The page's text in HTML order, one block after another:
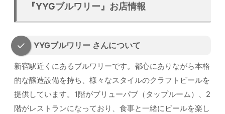
『YYGブルワリー』お店情報
YYGブルワリー さんについて
新宿駅近くにあるブルワリーです。都心にありながら本格
的な醸造設備を持ち、様々なスタイルのクラフトビールを
提供しています。1階がブリューパブ（タップルーム）、2
階がレストランになっており、食事と一緒にビールを楽し